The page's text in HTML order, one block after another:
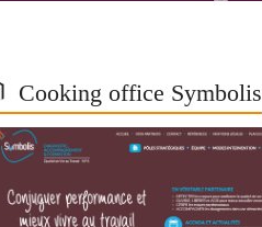
Cooking office Symbolis